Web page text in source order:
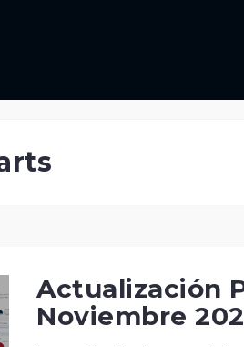
Actualización
Noviembre